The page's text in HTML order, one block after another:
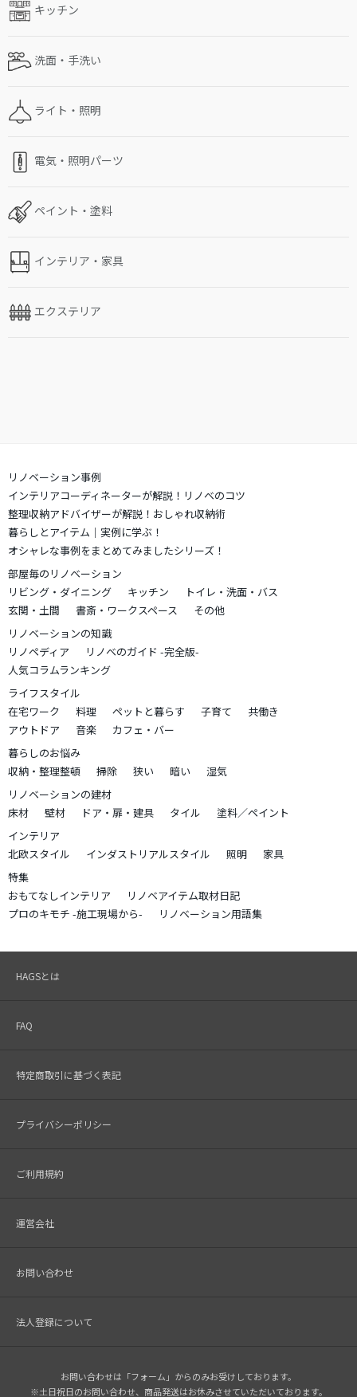
キッチン
洗面・手洗い
ライト・照明
電気・照明パーツ
ペイント・塗料
インテリア・家具
エクステリア
リノベーション事例
インテリアコーディネーターが解説！リノベのコツ
整理収納アドバイザーが解説！おしゃれ収納術
暮らしとアイテム｜実例に学ぶ！
オシャレな事例をまとめてみましたシリーズ！
部屋毎のリノベーション
リビング・ダイニング
キッチン
トイレ・洗面・バス
玄関・土間
書斎・ワークスペース
その他
リノベーションの知識
リノペディア
リノベのガイド -完全版-
人気コラムランキング
ライフスタイル
在宅ワーク
料理 ペットと暮らす 子育て
共働き
アウトドア
音楽
カフェ・バー
暮らしのお悩み
収納・整理整頓
掃除 狭い 暗い
湿気
リノベーションの建材
床材
壁材 ドア・扉・建具 タイル
塗料／ペイント
インテリア
北欧スタイル
インダストリアルスタイル 照明
家具
特集
おもてなしインテリア
リノベアイテム取材日記
プロのキモチ -施工現場から-
リノベーション用語集
HAGSとは
FAQ
特定商取引に基づく表記
プライバシーポリシー
ご利用規約
運営会社
お問い合わせ
法人登録について
お問い合わせは「フォーム」からのみお受けしております。
※土日祝日のお問い合わせ、商品発送はお休みさせていただいております。